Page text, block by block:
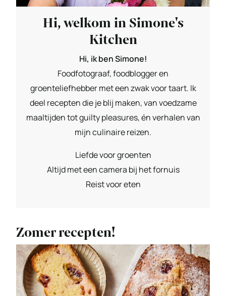
Hi, welkom in Simone's
Kitchen
Hi, ik ben Simone!
Foodfotograaf, foodblogger en
groenteliefhebber met een zwak voor taart. Ik
deel recepten die je blij maken, van voedzame
maaltijden tot guilty pleasures, én verhalen van
mijn culinaire reizen.
Liefde voor groenten
Altijd met een camera bij het fornuis
Reist voor eten
Zomer recepten!